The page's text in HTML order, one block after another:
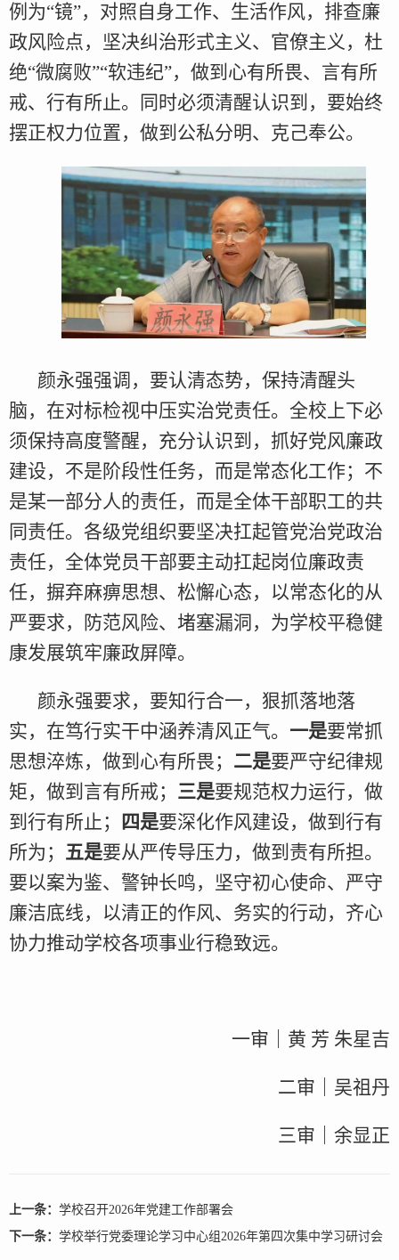
例为“镜”，对照自身工作、生活作风，排查廉
政风险点，坚决纠治形式主义、官僚主义，杜
绝“微腐败”“软违纪”，做到心有所畏、言有所
戒、行有所止。同时必须清醒认识到，要始终
摆正权力位置，做到公私分明、克己奉公。
颜永强强调，要认清态势，保持清醒头
脑，在对标检视中压实治党责任。全校上下必
须保持高度警醒，充分认识到，抓好党风廉政
建设，不是阶段性任务，而是常态化工作；不
是某一部分人的责任，而是全体干部职工的共
同责任。各级党组织要坚决扛起管党治党政治
责任，全体党员干部要主动扛起岗位廉政责
任，摒弃麻痹思想、松懈心态，以常态化的从
严要求，防范风险、堵塞漏洞，为学校平稳健
康发展筑牢廉政屏障。
颜永强要求，要知行合一，狠抓落地落
实，在笃行实干中涵养清风正气。 一是要常抓
思想淬炼，做到心有所畏； 二是要严守纪律规
矩，做到言有所戒； 三是要规范权力运行，做
到行有所止；
四是要深化作风建设，做到行有
所为； 五是要从严传导压力，做到责有所担。
要以案为鉴、警钟长鸣，坚守初心使命、严守
廉洁底线，以清正的作风、务实的行动，齐心
协力推动学校各项事业行稳致远。
一审｜黄 芳 朱星吉
二审｜吴祖丹
三审｜余显正
上一条： 学校召开2026年党建工作部署会
下一条： 学校举行党委理论学习中心组2026年第四次集中学习研讨会